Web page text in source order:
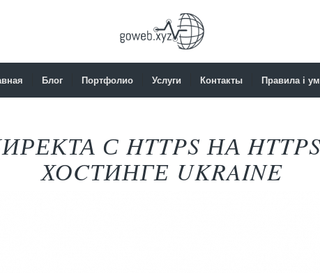
Блог Портфолио Услуги Контакты Правила і
С HTTPS НА
ХОCТИНГЕ UKRAINE